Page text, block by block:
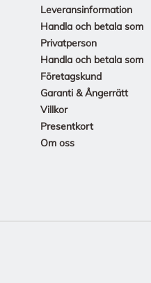
Leveransinformation
Handla och betala som
Privatperson
Handla och betala som
Företagskund
Garanti & Ångerrätt
Villkor
Presentkort
Om oss